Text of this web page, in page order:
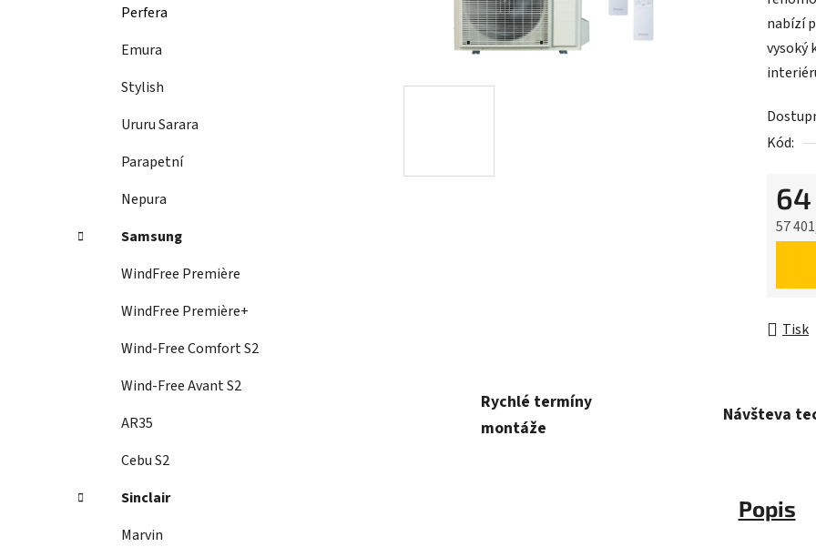
Perfera
Emura
Stylish
Ururu Sarara
Parapetní
Nepura
Samsung
WindFree Première
WindFree Première+
Wind-Free Comfort S2
Wind-Free Avant S2
AR35
Cebu S2
Sinclair
Marvin
nabízí
vysoký
Kód:
57
Tisk
Rychlé termíny
montáže
Návšteva
Popis